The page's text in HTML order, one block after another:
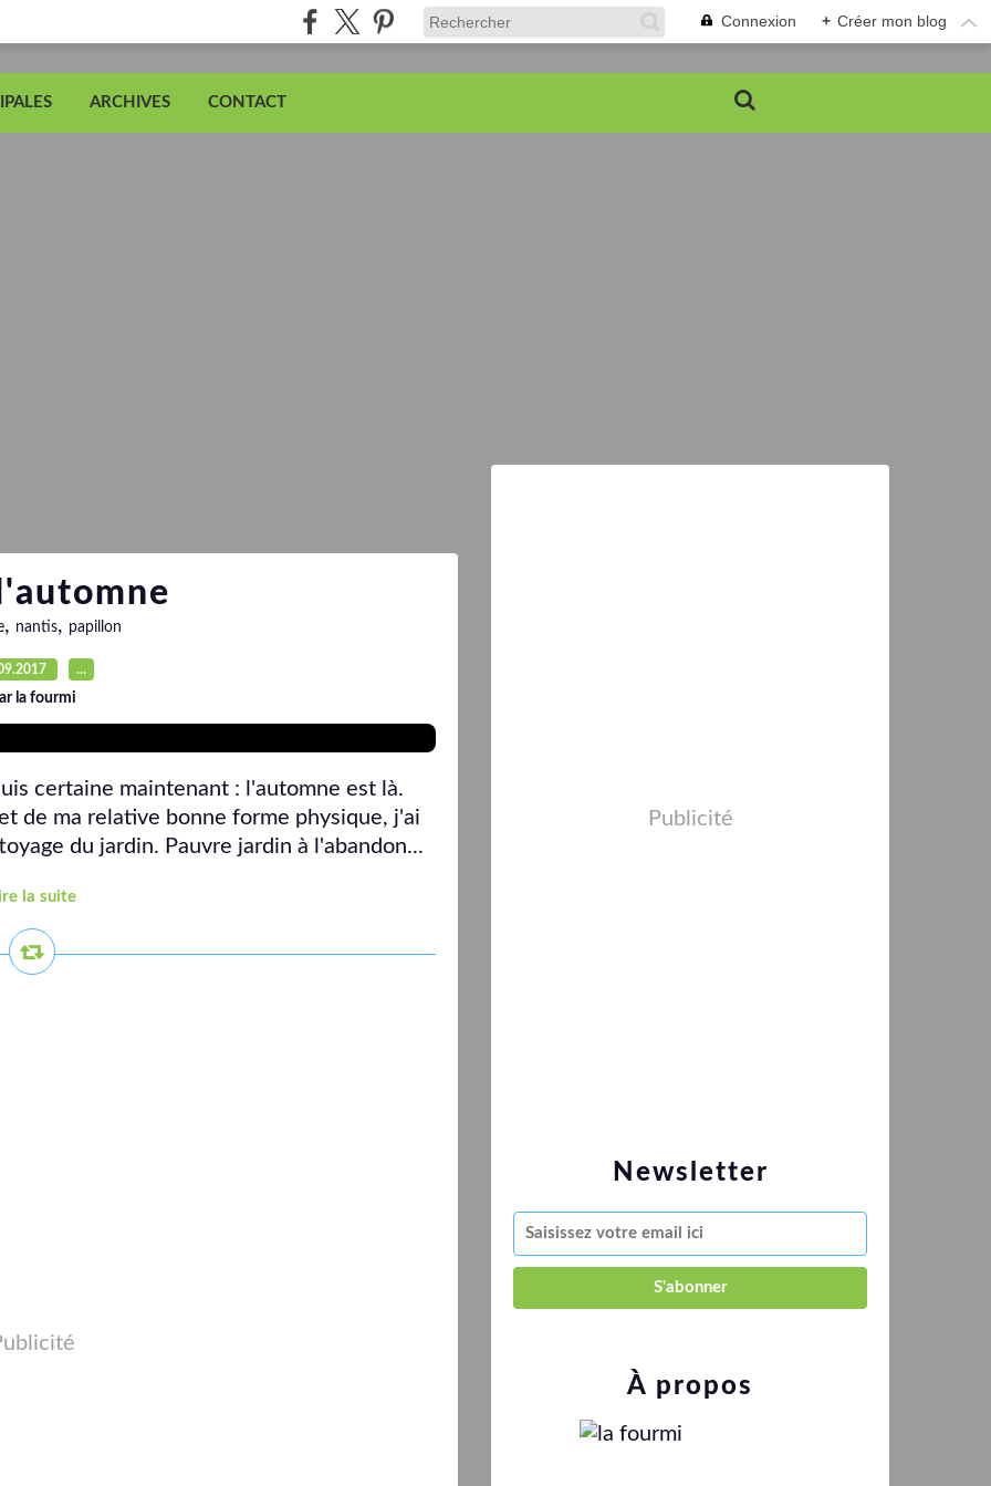
Connexion + Créer mon blog
ARCHIVES CONTACT
, nantis, papillon
…
la fourmi
certaine maintenant : l'automne est là.
de ma relative bonne forme physique, j'ai
du jardin. Pauvre jardin à l'abandon...
la suite
Newsletter
Publicité
À propos